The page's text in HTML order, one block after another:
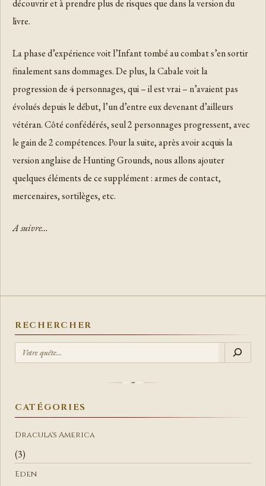
découvrir et à prendre plus de risques que dans la version du
livre.
La phase d’expérience voit l’Infant tombé au combat s’en sortir
finalement sans dommages. De plus, la Cabale voit la
progression de 4 personnages, qui – il est vrai – n’avaient pas
évolués depuis le début, l’un d’entre eux devenant d’ailleurs
vétéran. Côté confédérés, seul 2 personnages progressent, avec
le gain de 2 compétences. Pour la suite, après avoir acquis la
version anglaise de Hunting Grounds, nous allons ajouter
quelques éléments de ce supplément : armes de contact,
mercenaires, sortilèges, etc.
A suivre…
RECHERCHER
E
E
R
C
H
E
R
CATÉGORIES
Dracula's America
(3)
Eden